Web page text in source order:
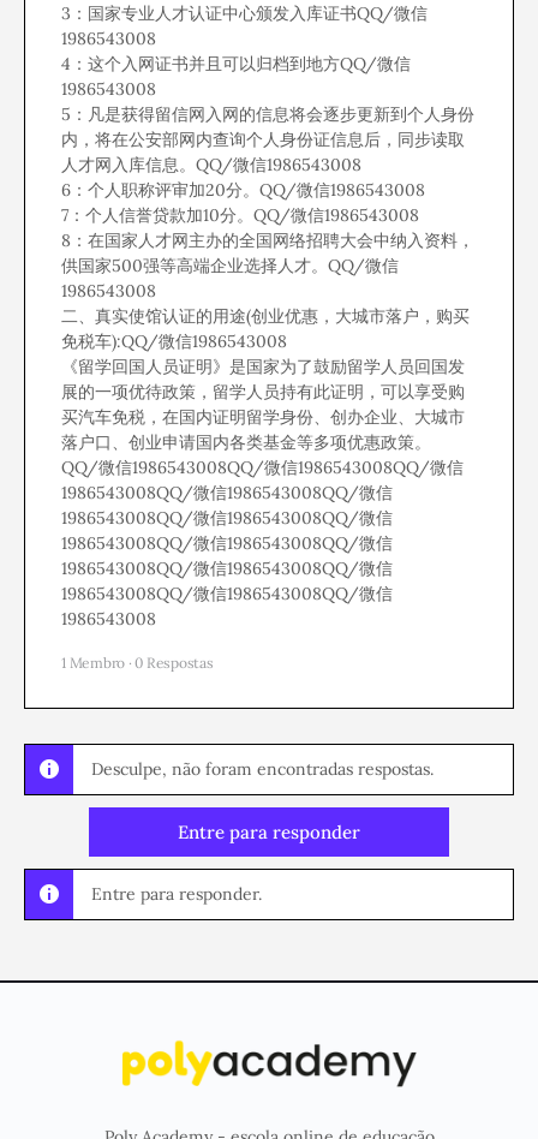
3：国家专业人才认证中心颁发入库证书QQ/微信
1986543008
4：这个入网证书并且可以归档到地方QQ/微信
1986543008
5：凡是获得留信网入网的信息将会逐步更新到个人身份
内，将在公安部网内查询个人身份证信息后，同步读取
人才网入库信息。QQ/微信1986543008
6：个人职称评审加20分。QQ/微信1986543008
7：个人信誉贷款加10分。QQ/微信1986543008
8：在国家人才网主办的全国网络招聘大会中纳入资料，
供国家500强等高端企业选择人才。QQ/微信
1986543008
二、真实使馆认证的用途(创业优惠，大城市落户，购买
免税车):QQ/微信1986543008
《留学回国人员证明》是国家为了鼓励留学人员回国发
展的一项优待政策，留学人员持有此证明，可以享受购
买汽车免税，在国内证明留学身份、创办企业、大城市
落户口、创业申请国内各类基金等多项优惠政策。
QQ/微信1986543008QQ/微信1986543008QQ/微信
1986543008QQ/微信1986543008QQ/微信
1986543008QQ/微信1986543008QQ/微信
1986543008QQ/微信1986543008QQ/微信
1986543008QQ/微信1986543008QQ/微信
1986543008QQ/微信1986543008QQ/微信
1986543008
1 Membro · 0 Respostas
Desculpe, não foram encontradas respostas.
Entre para responder
Entre para responder.